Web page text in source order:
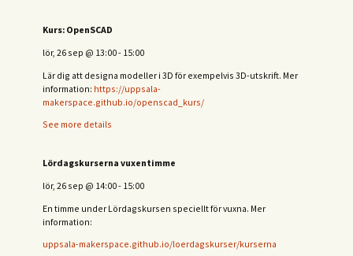
Kurs: OpenSCAD
lör, 26 sep @ 13:00- 15:00
Lär dig att designa modeller i 3D för exempelvis 3D-utskrift. Mer
information: https://uppsala-
makerspace.github.io/openscad_kurs/
See more details
Lördagskurserna vuxentimme
lör, 26 sep @ 14:00- 15:00
En timme under Lördagskursen speciellt för vuxna. Mer
information:
uppsala-makerspace.github.io/loerdagskurser/kurserna